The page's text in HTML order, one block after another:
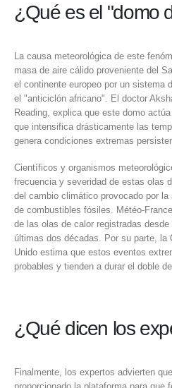
¿Qué es el "domo
La causa meteorológica de este
masa de aire cálido proveniente del
el continente europeo por un sistema
el "anticiclón africano". El doctor
Reading, explica que este domo
que intensifica drásticamente las
genera condiciones extremas
Científicos y organismos
frecuencia y severidad de estas olas
del cambio climático provocado por
de combustibles fósiles. Météo-
de las olas de calor registradas
últimas dos décadas. Por su parte, la
Unido estima que estos eventos
probables y tienden a durar el doble
¿Qué dicen los
Finalmente, los expertos advierten
proporcionado la plataforma para que